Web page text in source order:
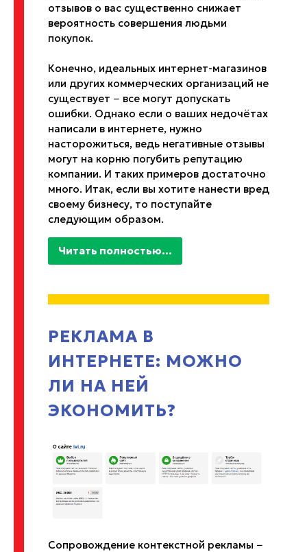
отзывов о вас существенно снижает
вероятность совершения людьми
покупок.
Конечно, идеальных интернет-магазинов
или других коммерческих организаций не
существует − все могут допускать
ошибки. Однако если о ваших недочётах
написали в интернете, нужно
насторожиться, ведь негативные отзывы
могут на корню погубить репутацию
компании. И таких примеров достаточно
много. Итак, если вы хотите нанести вред
своему бизнесу, то поступайте
следующим образом.
Читать полностью...
РЕКЛАМА В
ИНТЕРНЕТЕ: МОЖНО
ЛИ НА НЕЙ
ЭКОНОМИТЬ?
Сопровождение контекстной рекламы −